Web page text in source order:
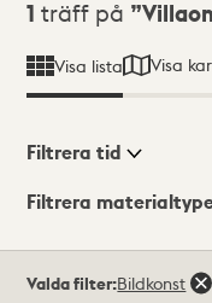
Sökresultat
1 träff på
Visa lista Visa
Visningsläge
Filtrera tid
Filtrera
träffar
Valda filter:Bildkonst